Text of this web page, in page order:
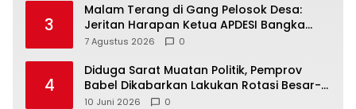
3
Malam Terang di Gang Pelosok Desa:
Jeritan Harapan Ketua APDESI Bangka
Tengah untuk PLN Babel
7 Agustus 2026 0
4
‎Diduga Sarat Muatan Politik, Pemprov
Babel Dikabarkan Lakukan Rotasi Besar-
10 Juni 2026 0